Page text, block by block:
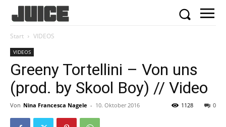
Start VIDEOS
VIDEOS
Greeny Tortellini – Von uns
(prod. by Skool Boy) // Video
Von Nina Francesca Nagele - 10. Oktober 2016 0
1128